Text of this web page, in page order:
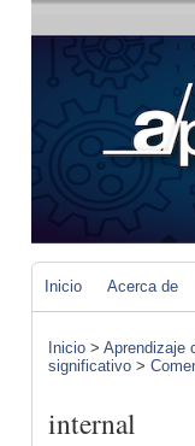
Inicio Acerca de
Inicio > Aprendizaje
significativo >
internal